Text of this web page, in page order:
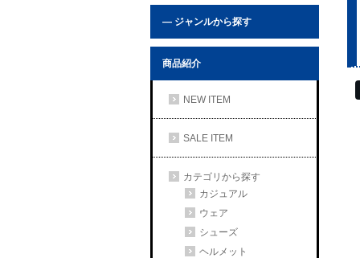
— ジャンルから探す
商品紹介
NEW ITEM
SALE ITEM
カテゴリから探す
カジュアル
ウェア
シューズ
ヘルメット